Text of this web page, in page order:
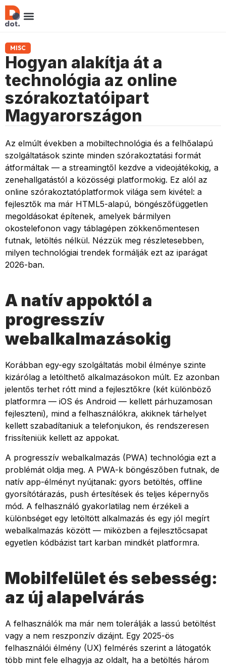
MISC
Hogyan alakítja át a
technológia az online
szórakoztatóipart
Magyarországon
Az elmúlt években a mobiltechnológia és a felhőalapú
szolgáltatások szinte minden szórakoztatási formát
átformáltak — a streamingtől kezdve a videojátékokig, a
zenehallgatástól a közösségi platformokig. Ez alól az
online szórakoztatóplatformok világa sem kivétel: a
fejlesztők ma már HTML5-alapú, böngészőfüggetlen
megoldásokat építenek, amelyek bármilyen
okostelefonon vagy táblagépen zökkenőmentesen
futnak, letöltés nélkül. Nézzük meg részletesebben,
milyen technológiai trendek formálják ezt az iparágat
2026-ban.
A natív appoktól a
progresszív
webalkalmazásokig
Korábban egy-egy szolgáltatás mobil élménye szinte
kizárólag a letölthető alkalmazásokon múlt. Ez azonban
jelentős terhet rótt mind a fejlesztőkre (két különböző
platformra — iOS és Android — kellett párhuzamosan
fejleszteni), mind a felhasználókra, akiknek tárhelyet
kellett szabadítaniuk a telefonjukon, és rendszeresen
frissíteniük kellett az appokat.
A progresszív webalkalmazás (PWA) technológia ezt a
problémát oldja meg. A PWA-k böngészőben futnak, de
natív app-élményt nyújtanak: gyors betöltés, offline
gyorsítótárazás, push értesítések és teljes képernyős
mód. A felhasználó gyakorlatilag nem érzékeli a
különbséget egy letöltött alkalmazás és egy jól megírt
webalkalmazás között — miközben a fejlesztőcsapat
egyetlen kódbázist tart karban mindkét platformra.
Mobilfelület és sebesség:
az új alapelvárás
A felhasználók ma már nem tolerálják a lassú betöltést
vagy a nem reszponzív dizájnt. Egy 2025-ös
felhasználói élmény (UX) felmérés szerint a látogatók
több mint fele elhagyja az oldalt, ha a betöltés három